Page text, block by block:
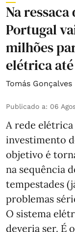
Na
Portugal
milhões
elétrica
Tomás Gonçalves
Publicado a: 06
A rede
investimento
objetivo é
na sequência
tempestades
problemas
O sistema
deveria ser. É